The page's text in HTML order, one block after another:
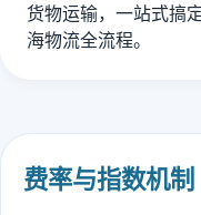
货物运输，一站式搞
海物流全流程。
费率与指数机制